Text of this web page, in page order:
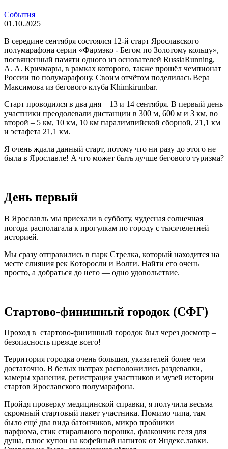
События
01.10.2025
В середине сентября состоялся 12-й старт Ярославского
полумарафона серии «Фармэко - Бегом по Золотому кольцу»,
посвященный памяти одного из основателей RussiaRunning,
A. А. Кричмары, в рамках которого, также прошёл чемпионат
России по полумарафону. Своим отчётом поделилась Вера
Максимова из бегового клуба Khimkirunbar.
Старт проводился в два дня – 13 и 14 сентября. В первый день
участники преодолевали дистанции в 300 м, 600 м и 3 км, во
второй – 5 км, 10 км, 10 км паралимпийской сборной, 21,1 км
и эстафета 21,1 км.
Я очень ждала данный старт, потому что ни разу до этого не
была в Ярославле! А что может быть лучше бегового туризма?
День первый
В Ярославль мы приехали в субботу, чудесная солнечная
погода располагала к прогулкам по городу с тысячелетней
историей.
Мы сразу отправились в парк Стрелка, который находится на
месте слияния рек Которосли и Волги. Найти его очень
просто, а добраться до него — одно удовольствие.
Стартово-финишный городок (СФГ)
Проход в стартово-финишный городок был через досмотр –
безопасность прежде всего!
Территория городка очень большая, указателей более чем
достаточно. В белых шатрах расположились раздевалки,
камеры хранения, регистрация участников и музей истории
стартов Ярославского полумарафона.
Пройдя проверку медицинской справки, я получила весьма
скромный стартовый пакет участника. Помимо чипа, там
было ещё два вида батончиков, микро пробники
парфюма, стик стирального порошка, флакончик геля для
душа, плюс купон на кофейный напиток от Яндекс.лавки.